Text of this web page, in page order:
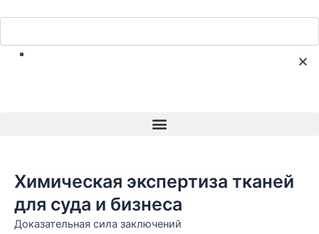
содержимому
Menu
Химическая экспертиза тканей
для суда и бизнеса
Доказательная сила заключений